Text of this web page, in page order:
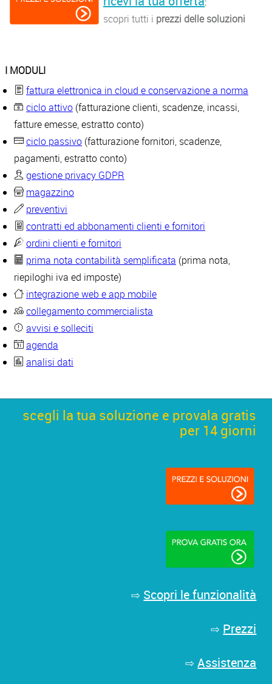
scopri tutti i prezzi delle soluzioni
I MODULI
fattura elettronica in cloud e conservazione a norma
ciclo attivo (fatturazione clienti, scadenze, incassi,
fatture emesse, estratto conto)
ciclo passivo (fatturazione fornitori, scadenze,
pagamenti, estratto conto)
gestione privacy GDPR
magazzino
preventivi
contratti ed abbonamenti clienti e fornitori
ordini clienti e fornitori
prima nota contabilità semplificata (prima nota,
riepiloghi iva ed imposte)
integrazione web e app mobile
collegamento commercialista
avvisi e solleciti
agenda
analisi dati
scegli la tua soluzione e provala gratis
per 14 giorni
⇨ Scopri le funzionalità
⇨ Prezzi
⇨ Assistenza